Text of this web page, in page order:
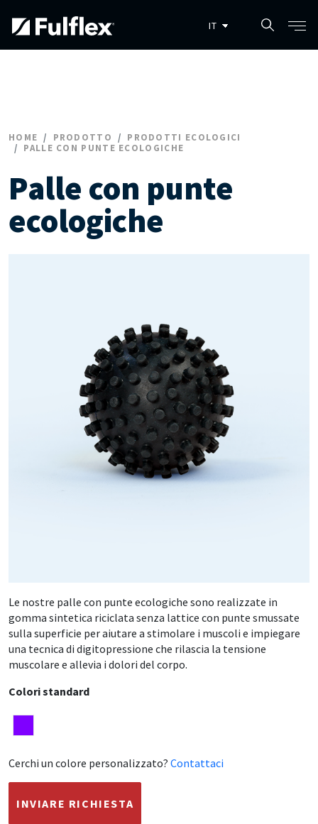
HOME PRODOTTO
PRODOTTI ECOLOGICI
PALLE CON PUNTE ECOLOGICHE
Palle con punte
ecologiche
Le nostre palle con punte ecologiche sono realizzate in
gomma sintetica riciclata senza lattice con punte smussate
sulla superficie per aiutare a stimolare i muscoli e impiegare
una tecnica di digitopressione che rilascia la tensione
muscolare e allevia i dolori del corpo.
Colori standard
Cerchi un colore personalizzato? Contattaci
INVIARE RICHIESTA